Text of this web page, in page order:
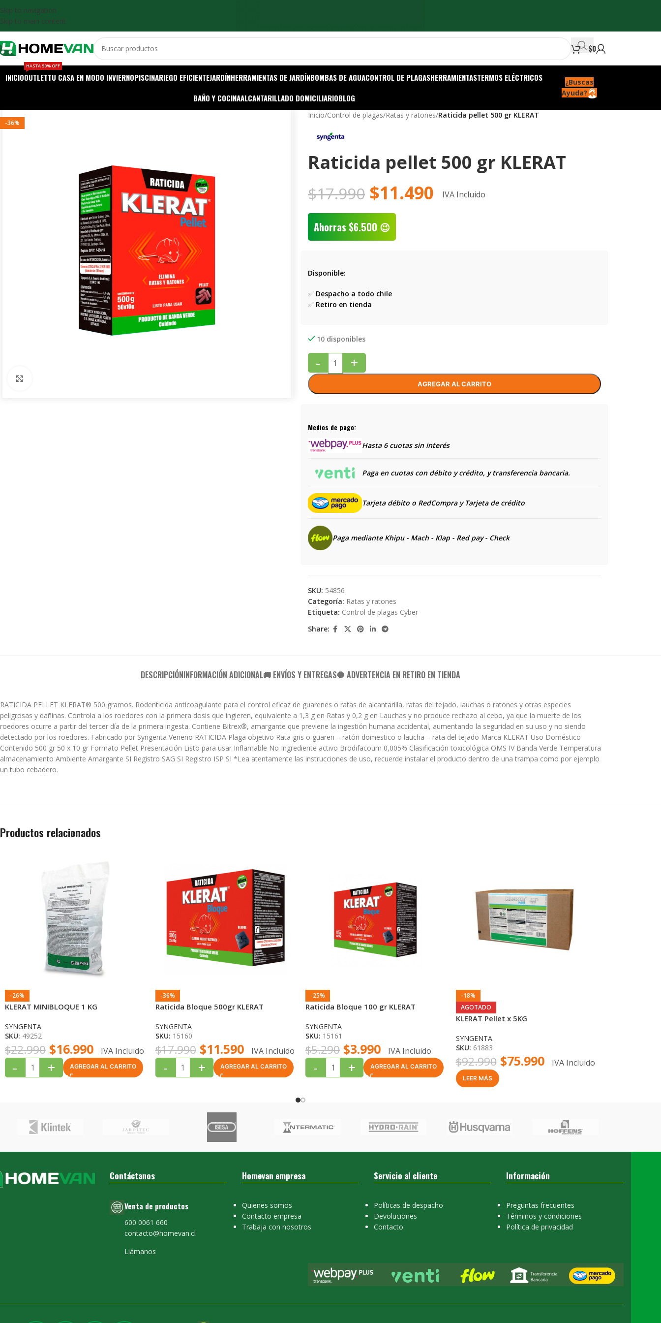
Skip to navigation
Skip to main content
$0
INICIOOUTLET
HASTA 50% OFF
TU CASA EN MODO INVIERNOPISCINARIEGO EFICIENTEJARDÍNHERRAMIENTAS DE JARDÍNBOMBAS DE AGUACONTROL DE PLAGASHERRAMIENTASTERMOS ELÉCTRICOS
BAÑO Y COCINAALCANTARILLADO DOMICILIARIOBLOG
¿Buscas
Ayuda?
-36%
Inicio/Control de plagas/Ratas y ratones/Raticida pellet 500 gr KLERAT
Raticida pellet 500 gr KLERAT
$17.990 $11.490 IVA Incluido
Ahorras $6.500 😉
Disponible:
✅ Despacho a todo chile
✅ Retiro en tienda
10 disponibles
- +
AGREGAR AL CARRITO
Medios de pago:
Hasta 6 cuotas sin interés
Paga en cuotas con débito y crédito, y transferencia bancaria.
Tarjeta débito o RedCompra y Tarjeta de crédito
Paga mediante Khipu - Mach - Klap - Red pay - Check
SKU: 54856
Categoría: Ratas y ratones
Etiqueta: Control de plagas Cyber
Share:
DESCRIPCIÓNINFORMACIÓN ADICIONAL🚚 ENVÍOS Y ENTREGAS🛑 ADVERTENCIA EN RETIRO EN TIENDA
RATICIDA PELLET KLERAT® 500 gramos. Rodenticida anticoagulante para el control eficaz de guarenes o ratas de alcantarilla, ratas del tejado, lauchas o ratones y otras especies
peligrosas y dañinas. Controla a los roedores con la primera dosis que ingieren, equivalente a 1,3 g en Ratas y 0,2 g en Lauchas y no produce rechazo al cebo, ya que la muerte de los
roedores ocurre a partir del tercer día de la primera ingesta. Contiene Bitrex®, amargante que previene la ingestión humana accidental, aumentando la seguridad en su uso y no siendo
detectado por los roedores. Fabricado por Syngenta Veneno RATICIDA Plaga objetivo Rata gris o guaren – ratón domestico o laucha – rata del tejado Marca KLERAT Uso Doméstico
Contenido 500 gr 50 x 10 gr Formato Pellet Presentación Listo para usar Inflamable No Ingrediente activo Brodifacoum 0,005% Clasificación toxicológica OMS IV Banda Verde Temperatura
almacenamiento Ambiente Amargante SI Registro SAG SI Registro ISP SI *Lea atentamente las instrucciones de uso, recuerde instalar el producto dentro de una trampa como por ejemplo
un tubo cebadero.
Productos relacionados
-26%
KLERAT MINIBLOQUE 1 KG
SYNGENTA
SKU: 49252
$22.990 $16.990 IVA Incluido
- + AGREGAR AL CARRITO
-36%
Raticida Bloque 500gr KLERAT
SYNGENTA
SKU: 15160
$17.990 $11.590 IVA Incluido
- + AGREGAR AL CARRITO
-25%
Raticida Bloque 100 gr KLERAT
SYNGENTA
SKU: 15161
$5.290 $3.990 IVA Incluido
- + AGREGAR AL CARRITO
-18%
AGOTADO
KLERAT Pellet x 5KG
SYNGENTA
SKU: 61883
$92.990 $75.990 IVA Incluido
LEER MÁS
Contáctanos
Venta de productos
600 0061 660
contacto@homevan.cl
Llámanos
Homevan empresa
Quienes somos
Contacto empresa
Trabaja con nosotros
Servicio al cliente
Políticas de despacho
Devoluciones
Contacto
Información
Preguntas frecuentes
Términos y condiciones
Política de privacidad